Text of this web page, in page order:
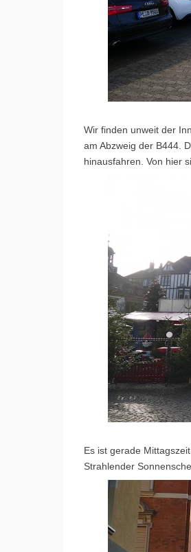
Wir finden unweit der
am Abzweig der B444.
hinausfahren. Von hier
Es ist gerade
Strahlender